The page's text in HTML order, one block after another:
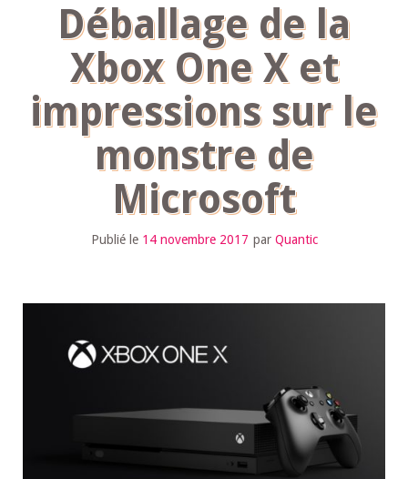
Déballage de la
Xbox One X et
impressions sur le
monstre de
Microsoft
Publié le 14 novembre 2017 par Quantic